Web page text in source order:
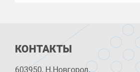
КОНТАКТЫ
603950, Н.Новгород,